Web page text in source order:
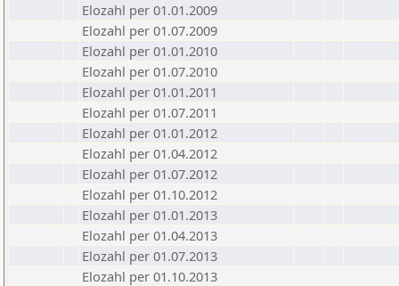
Elozahl per 01.01.2009
Elozahl per 01.07.2009
Elozahl per 01.01.2010
Elozahl per 01.07.2010
Elozahl per 01.01.2011
Elozahl per 01.07.2011
Elozahl per 01.01.2012
Elozahl per 01.04.2012
Elozahl per 01.07.2012
Elozahl per 01.10.2012
Elozahl per 01.01.2013
Elozahl per 01.04.2013
Elozahl per 01.07.2013
Elozahl per 01.10.2013